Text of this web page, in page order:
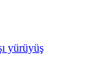
yürüyüş